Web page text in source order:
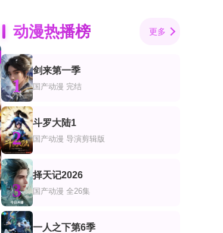
动漫热播榜 更多
1
剑来第一季
国产动漫 完结
2
斗罗大陆1
国产动漫 导演剪辑版
3
择天记2026
国产动漫 全26集
一人之下第6季